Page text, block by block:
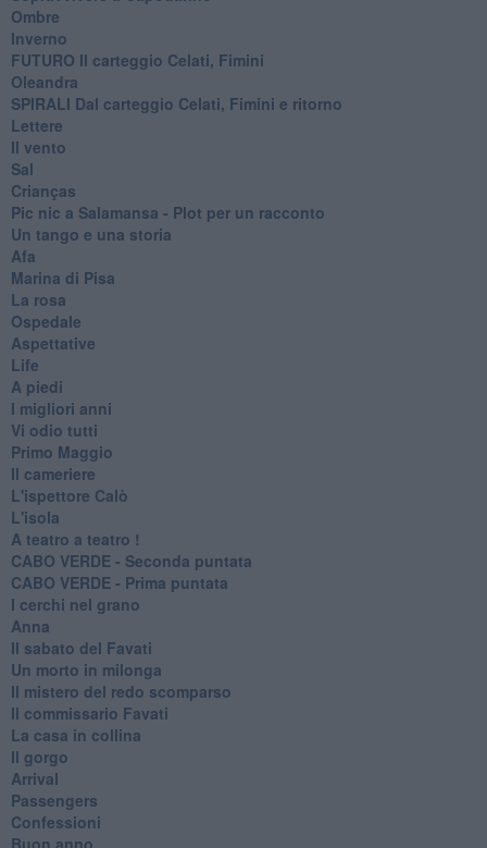
Ombre
Inverno
FUTURO Il carteggio Celati, Fimini
Oleandra
SPIRALI Dal carteggio Celati, Fimini e ritorno
Lettere
Il vento
Sal
Crianças
Pic nic a Salamansa - Plot per un racconto
Un tango e una storia
Afa
Marina di Pisa
La rosa
Ospedale
Aspettative
Life
A piedi
I migliori anni
Vi odio tutti
Primo Maggio
Il cameriere
L'ispettore Calò
L'isola
A teatro a teatro !
CABO VERDE - Seconda puntata
CABO VERDE - Prima puntata
I cerchi nel grano
Anna
Il sabato del Favati
Un morto in milonga
Il mistero del redo scomparso
Il commissario Favati
La casa in collina
Il gorgo
Arrival
Passengers
Confessioni
Buon anno